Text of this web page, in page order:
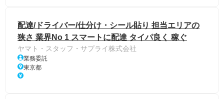
配達/ドライバー/仕分け・シール貼り 担当エリアの
狭さ 業界No 1 スマートに配達 タイパ良く 稼ぐ
ヤマト・スタッフ・サプライ株式会社
業務委託
東京都